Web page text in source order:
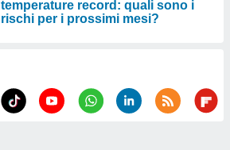
temperature record: quali sono i
rischi per i prossimi mesi?